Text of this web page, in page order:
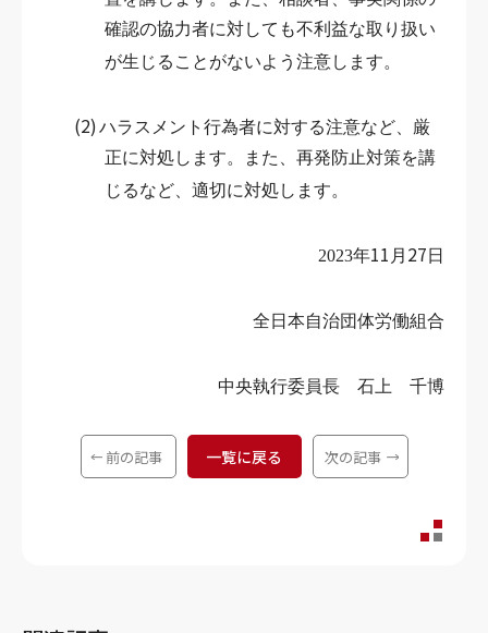
確認の協力者に対しても不利益な取り扱い
が生じることがないよう注意します。
(2)ハラスメント行為者に対する注意など、厳
正に対処します。また、再発防止対策を講
じるなど、適切に対処します。
2023年11 月 27 日
全日本自治団体労働組合
中央執行委員長 石上 千博
前の記事 一覧に戻る 次の記事